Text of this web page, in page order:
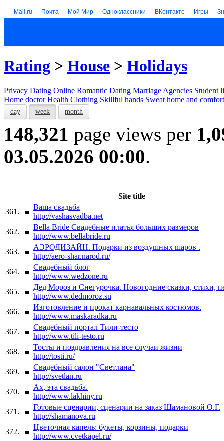
Mail.ru Почта Мой Мир Одноклассники ВКонтакте Игры
Rating > House > Holidays
Privacy Dating Online Romantic Dating Marriage Agencies Student
Home doctor Health Clothing Skillful hands Sweat home and comfort
day week month
148,321 page views per
03.05.2026 00:00.
Site title
361.
Ваша свадьба
http://vashasvadba.net
362.
Bella Bride Свадебные платья больших размеров
http://www.bellabride.ru
363.
АЭРОДИЗАЙН. Подарки из воздушных шаров .
http://aero-shar.narod.ru/
364.
Свадебный блог
http://www.wedzone.ru
365.
Дед Мороз и Снегурочка. Новогодние сказки, стихи,
http://www.dedmoroz.su
366.
Изготовление и прокат карнавальных костюмов.
http://www.maskaradka.ru
367.
Cвадебный портал Тили-тесто
http://www.tili-testo.ru
368.
Тосты и поздравления на все случаи жизни
http://tosti.ru/
369.
Свадебный салон "Светлана"
http://svetlan.ru
370.
Ах, эта свадьба.
http://www.lakhiny.ru
371.
Готовые сценарии, сценарии на заказ Шамановой О.Г.
http://shamanova.ru
372.
Цветочная капель: букеты, корзины, подарки
http://www.cvetkapel.ru/